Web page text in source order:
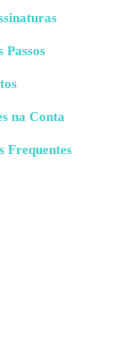
Passos
na Conta
Frequentes